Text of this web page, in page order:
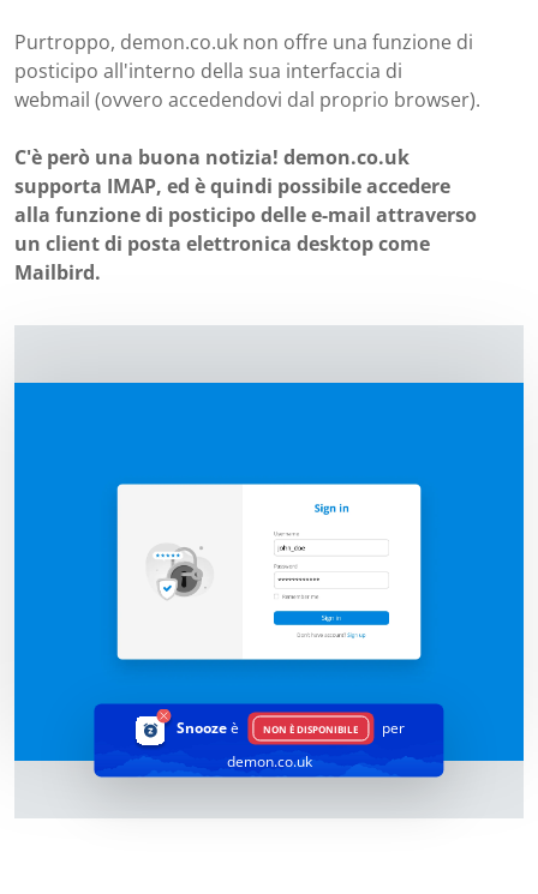
Purtroppo, demon.co.uk non offre una funzione di
posticipo all'interno della sua interfaccia di
webmail (ovvero accedendovi dal proprio browser).
C'è però una buona notizia! demon.co.uk
supporta IMAP, ed è quindi possibile accedere
alla funzione di posticipo delle e-mail attraverso
un client di posta elettronica desktop come
Mailbird.
Snoozeè NON È DISPONIBILE
per
demon.co.uk